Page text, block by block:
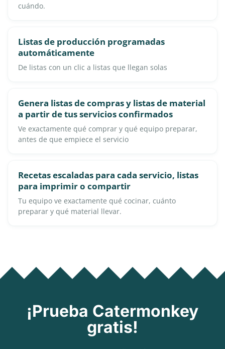
cuándo.
Listas de producción programadas
automáticamente
De listas con un clic a listas que llegan solas
Genera listas de compras y listas de material
a partir de tus servicios confirmados
Ve exactamente qué comprar y qué equipo preparar,
antes de que empiece el servicio
Recetas escaladas para cada servicio, listas
para imprimir o compartir
Tu equipo ve exactamente qué cocinar, cuánto
preparar y qué material llevar.
¡Prueba Catermonkey
gratis!